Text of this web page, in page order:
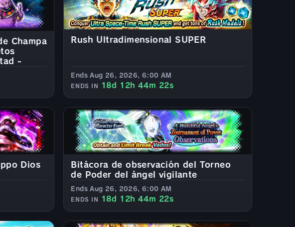
Champa
-
Rush Ultradimensional SUPER
Ends Aug 26, 2026, 6:00 AM
ENDS IN 18d 12h 44m 20s
Dios
Bitácora de observación del Torneo
de Poder del ángel vigilante
Ends Aug 26, 2026, 6:00 AM
ENDS IN 18d 12h 44m 20s